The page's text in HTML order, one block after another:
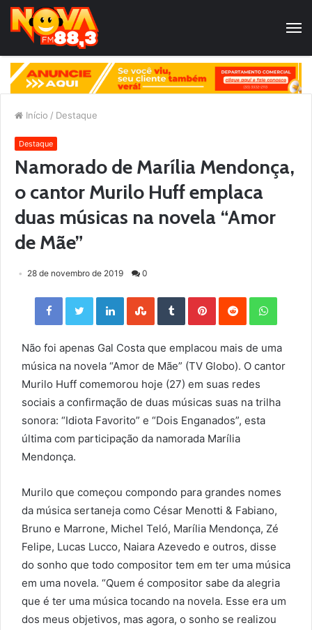
Início / Destaque
Destaque
Namorado de Marília Mendonça,
o cantor Murilo Huff emplaca
duas músicas na novela “Amor
de Mãe”
28 de novembro de 2019 0
Facebook Twitter LinkedIn StumbleUpon Tumblr Pinterest Reddit
Não foi apenas Gal Costa que emplacou mais de uma
música na novela “Amor de Mãe” (TV Globo). O cantor
Murilo Huff comemorou hoje (27) em suas redes
sociais a confirmação de duas músicas suas na trilha
sonora: “Idiota Favorito” e “Dois Enganados”, esta
última com participação da namorada Marília
Mendonça.
Murilo que começou compondo para grandes nomes
da música sertaneja como César Menotti & Fabiano,
Bruno e Marrone, Michel Teló, Marília Mendonça, Zé
Felipe, Lucas Lucco, Naiara Azevedo e outros, disse
do sonho que todo compositor tem em ter uma música
em uma novela. “Quem é compositor sabe da alegria
que é ter uma música tocando na novela. Esse era um
dos meus objetivos, mas agora, o sonho se realizou